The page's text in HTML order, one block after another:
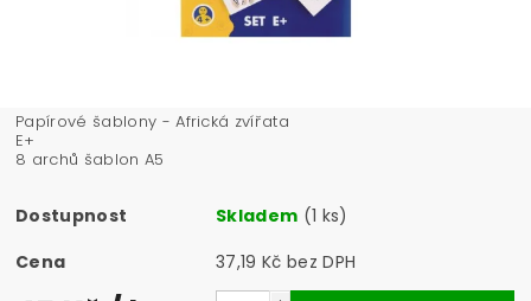
Papírové šablony - Africká zvířata
8 archů šablon A5
Dostupnost Skladem (1 ks)
Cena
37,19 Kč bez DPH